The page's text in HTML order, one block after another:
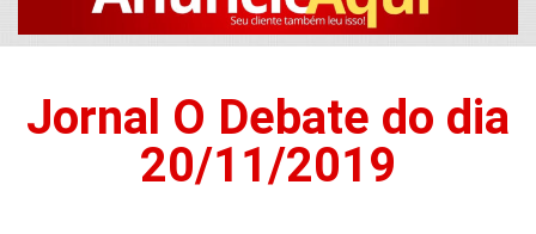
Jornal O Debate do dia
20/11/2019